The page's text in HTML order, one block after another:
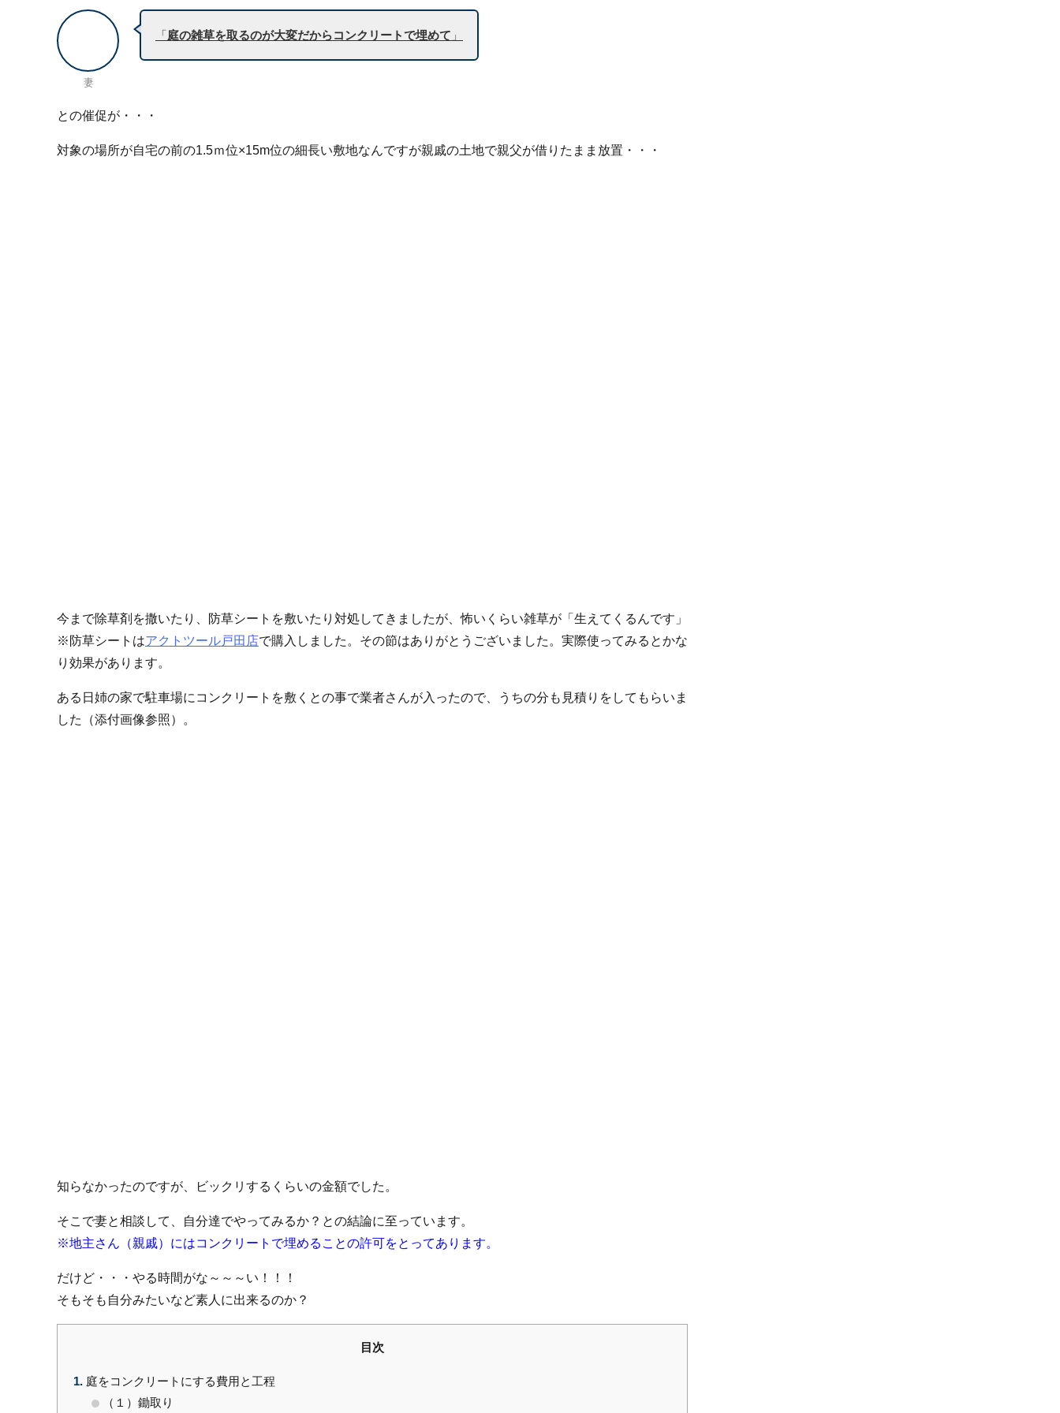
妻
「庭の雑草を取るのが大変だからコンクリートで埋めて 」
との催促が・・・
対象の場所が自宅の前の1.5ｍ位×15m位の細長い敷地なんですが親戚の土地で親父が借りたまま放置・・・
今まで除草剤を撒いたり、防草シートを敷いたり対処してきましたが、怖いくらい雑草が「生えてくるんです」
※防草シートはアクトツール戸田店で購入しました。その節はありがとうございました。実際使ってみるとかな
り効果があります。
ある日姉の家で駐車場にコンクリートを敷くとの事で業者さんが入ったので、うちの分も見積りをしてもらいま
した（添付画像参照）。
知らなかったのですが、ビックリするくらいの金額でした。
そこで妻と相談して、自分達でやってみるか？との結論に至っています。
※地主さん（親戚）にはコンクリートで埋めることの許可をとってあります。
だけど・・・やる時間がな～～～い！！！
そもそも自分みたいなど素人に出来るのか？
目次
1 庭をコンクリートにする費用と工程
（１）鋤取り